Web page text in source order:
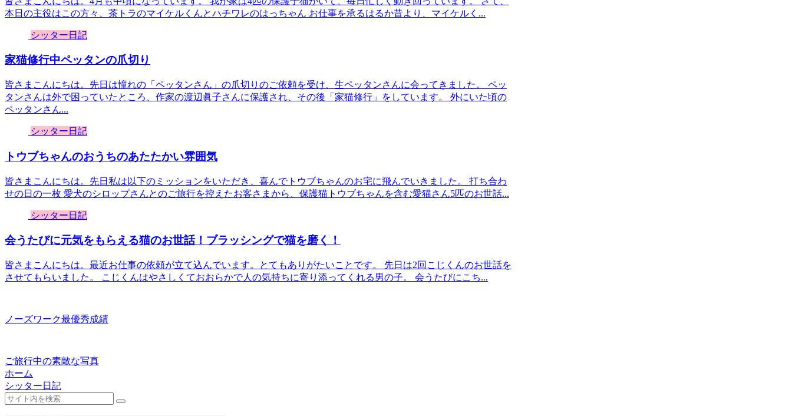
本日の主役はこの方々、茶トラのマイケルくんとハチワレのはっちゃん お仕事を承るはるか昔より、マイケルく...
シッター日記
家猫修行中ペッタンの爪切り
皆さまこんにちは。先日は憧れの「ペッタンさん」の爪切りのご依頼を受け、生ペッタンさんに会ってきました。 ペッ
タンさんは外で困っていたところ、作家の渡辺眞子さんに保護され、その後「家猫修行」をしています。 外にいた頃の
ペッタンさん...
シッター日記
トウブちゃんのおうちのあたたかい雰囲気
皆さまこんにちは。先日私は以下のミッションをいただき、喜んでトウブちゃんのお宅に飛んでいきました。 打ち合わ
せの日の一枚 愛犬のシロップさんとのご旅行を控えたお客さまから、保護猫トウブちゃんを含む愛猫さん5匹のお世話...
シッター日記
会うたびに元気をもらえる猫のお世話！ブラッシングで猫を磨く！
皆さまこんにちは。最近お仕事の依頼が立て込んでいます。とてもありがたいことです。 先日は2回こじくんのお世話を
させてもらいました。 こじくんはやさしくておおらかで人の気持ちに寄り添ってくれる男の子。 会うたびにこち...
ノーズワーク最優秀成績
ご旅行中の素敵な写真
ホーム
シッター日記